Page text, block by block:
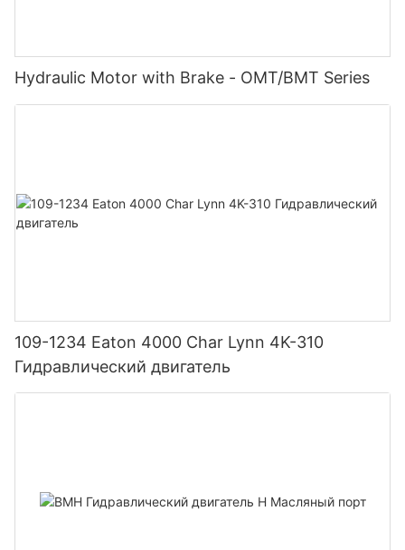
Hydraulic Motor with Brake - OMT/BMT Series
109-1234 Eaton 4000 Char Lynn 4K-310
Гидравлический двигатель